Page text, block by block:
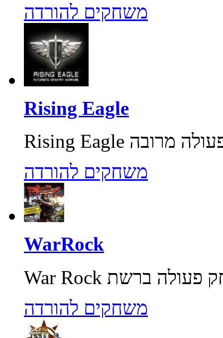
משחקים להורדה
Rising Eagle
משחקים להורדה
WarRock
משחקים להורדה